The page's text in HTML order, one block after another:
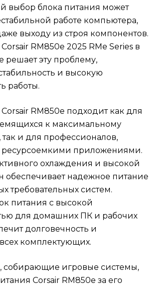
выбор блока питания может
работе компьютера,
выходу из строя компонентов.
RM850e 2025 RMe Series в
решает эту проблему,
и высокую
работы.
RM850e подходит как для
к максимальному
и для профессионалов,
ресурсоемкими приложениями.
охлаждения и высокой
обеспечивает надежное питание
требовательных систем.
питания с высокой
для домашних ПК и рабочих
долговечность и
комплектующих.
собирающие игровые системы,
Corsair RM850e за его